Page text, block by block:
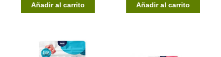
Añadir al carrito Añadir al carrito